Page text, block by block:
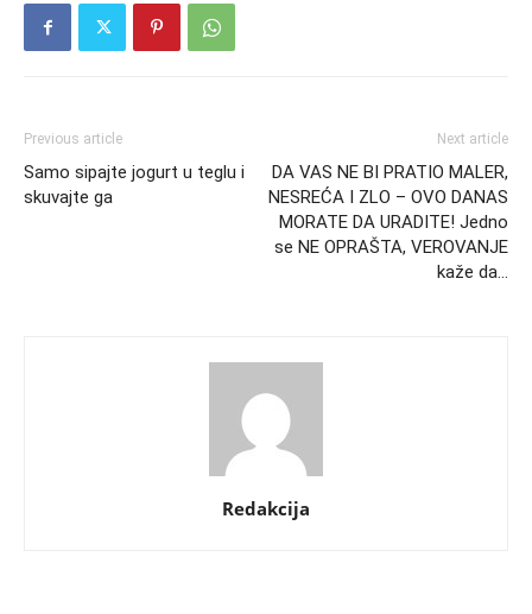
Previous article
Samo sipajte jogurt u teglu i
skuvajte ga
Next article
DA VAS NE BI PRATIO MALER,
NESREĆA I ZLO – OVO DANAS
MORATE DA URADITE! Jedno
se NE OPRAŠTA, VEROVANJE
kaže da…
Redakcija